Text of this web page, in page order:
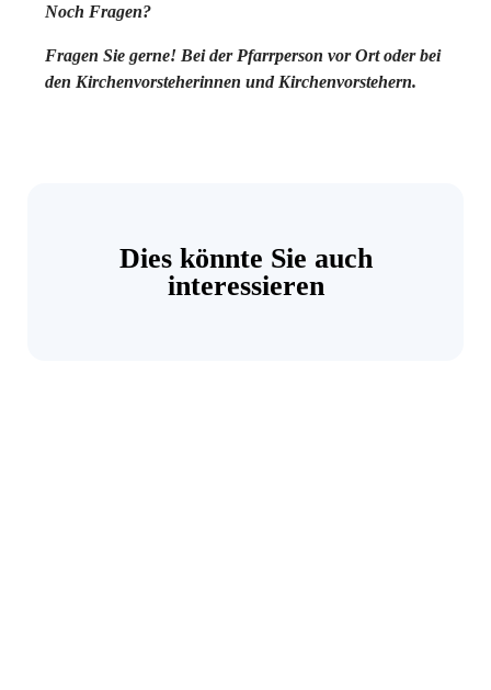
Noch Fragen?
Fragen Sie gerne! Bei der Pfarrperson vor Ort oder bei
den Kirchenvorsteherinnen und Kirchenvorstehern.
Dies könnte Sie auch
interessieren